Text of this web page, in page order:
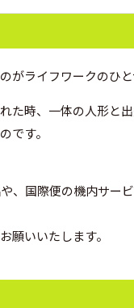
ライフワークのひと
た時、一体の人形と
です。
、国際便の機内サ
願いいたします。